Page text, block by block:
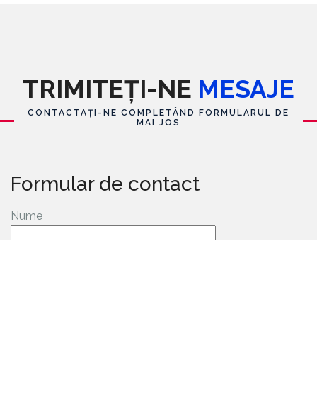
TRIMITEȚI-NE MESAJE
CONTACTAȚI-NE COMPLETÂND FORMULARUL DE
MAI JOS
Formular de contact
Nume